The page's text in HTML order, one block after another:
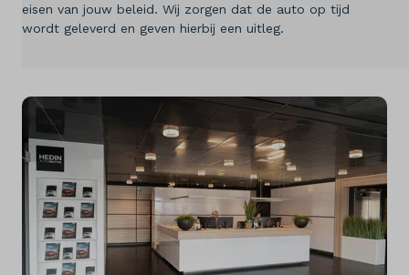
Diensten
Kennis & advies
Land
Nederland
Taal
Nederlands
eisen van jouw beleid. Wij zorgen dat de auto op tijd
wordt geleverd en geven hierbij een uitleg.